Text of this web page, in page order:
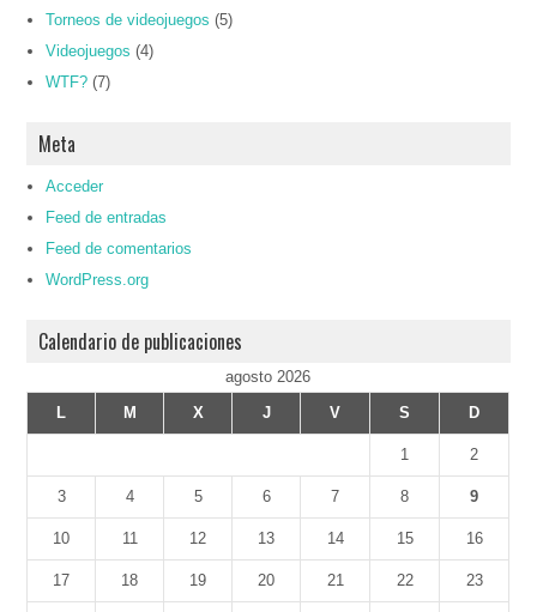
Torneos de videojuegos (5)
Videojuegos (4)
WTF? (7)
Meta
Acceder
Feed de entradas
Feed de comentarios
WordPress.org
Calendario de publicaciones
agosto 2026
L
M X J V S D
1 2
3 4 5 6 7 8 9
10 11 12 13 14 15 16
17 18 19 20 21 22 23